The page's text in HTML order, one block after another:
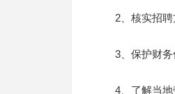
2、核实招聘方
3、保护财务信
4、了解当地劳